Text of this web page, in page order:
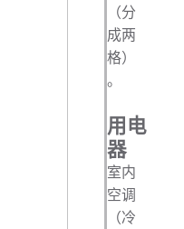
（分
成两
格）
。
用电
器
室内
空调
（冷